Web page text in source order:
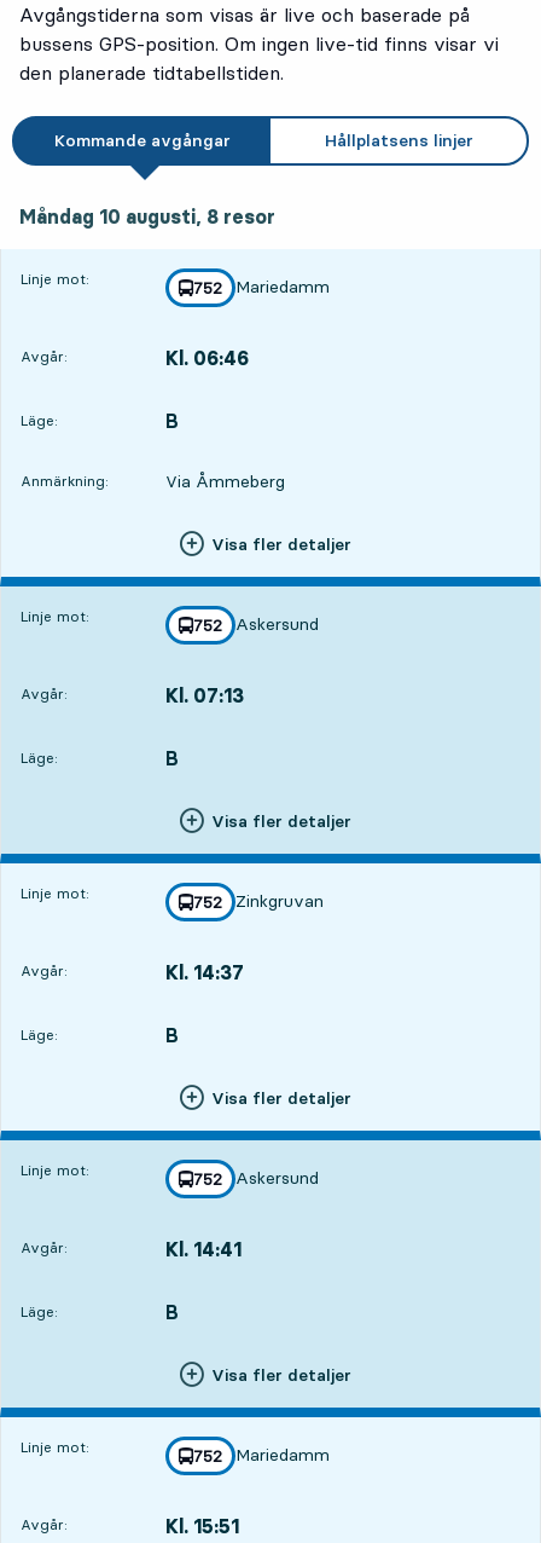
Avgångstiderna som visas är live och baserade på
bussens GPS-position. Om ingen live-tid finns visar vi
den planerade tidtabellstiden.
Kommande avgångar Hållplatsens linjer
Måndag 10 augusti, 8 resor
Linje mot: linje
752
mot
Mariedamm
,
Avgår: Kl. 06:46
Läge:
LÄGE, B
,
Anmärkning: Via Åmmeberg
Visa fler detaljer
Linje mot: linje
752
mot
Askersund
,
Avgår: Kl. 07:13
Läge:
LÄGE, B
,
Visa fler detaljer
Linje mot: linje
752
mot
Zinkgruvan
,
Avgår: Kl. 14:37
Läge:
LÄGE, B
,
Visa fler detaljer
Linje mot: linje
752
mot
Askersund
,
Avgår: Kl. 14:41
Läge:
LÄGE, B
,
Visa fler detaljer
Linje mot: linje
752
mot
Mariedamm
,
Avgår: Kl. 15:51